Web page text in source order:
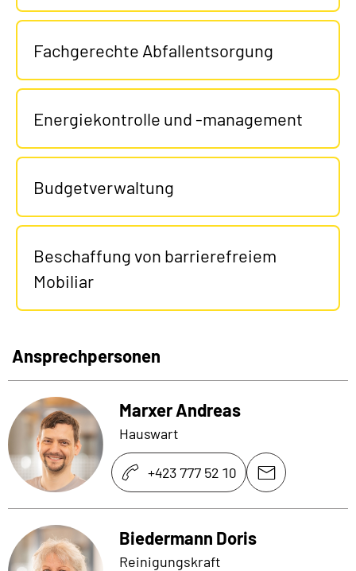
Fachgerechte Abfallentsorgung
Energiekontrolle und -management
Budgetverwaltung
Beschaffung von barrierefreiem
Mobiliar
Ansprechpersonen
Marxer Andreas
Hauswart
+423 777 52 10
Biedermann Doris
Reinigungskraft